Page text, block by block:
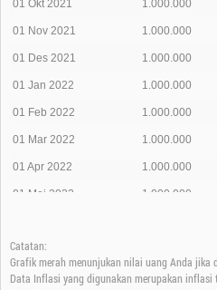
01 Okt 2021 1.000.000
01 Nov 2021 1.000.000
01 Des 2021 1.000.000
01 Jan 2022 1.000.000
01 Feb 2022 1.000.000
01 Mar 2022 1.000.000
01 Apr 2022 1.000.000
01 Mei 2022 1.000.000
01 Jul 2022
01 Agt 2022 1.000.000
Catatan:
Grafik merah menunjukan nilai uang Anda jika
Data Inflasi yang digunakan merupakan